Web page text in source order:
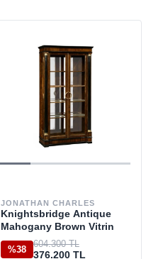
JONATHAN CHARLES
Knightsbridge Antique
Mahogany Brown Vitrin
%38
604.300 TL
376.200 TL